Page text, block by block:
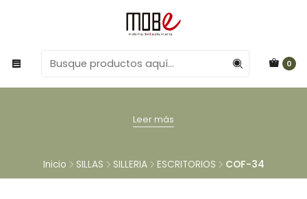
0
Leer más
Inicio SILLAS SILLERIA ESCRITORIOS COF-34